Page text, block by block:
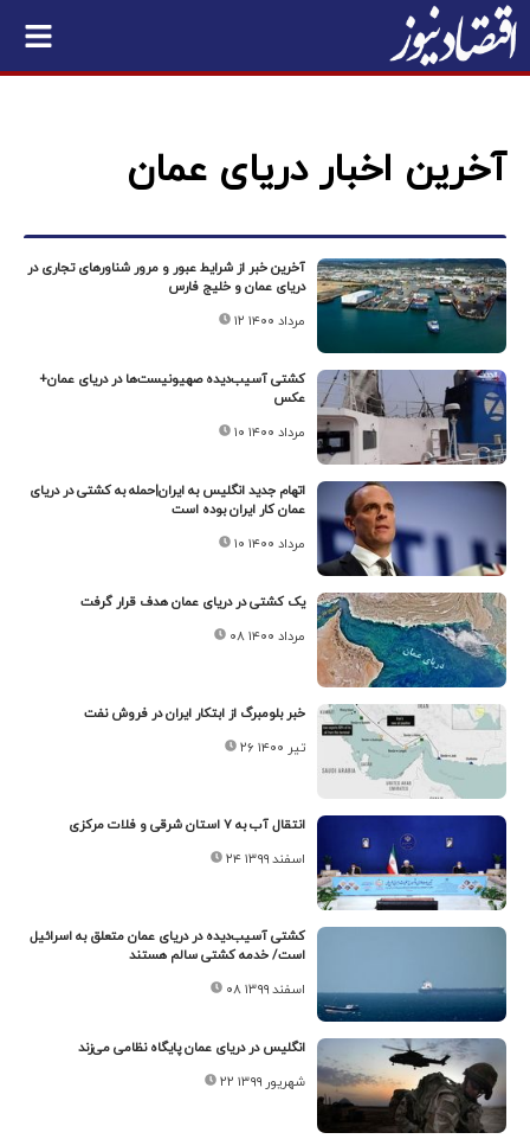
آخرین اخبار دریای عمان
آخرین خبر از شرایط عبور و مرور شناورهای تجاری در
دریای عمان و خلیج فارس
۱۲ مرداد ۱۴۰۰
کشتی آسیب‌دیده صهیونیست‌ها در دریای عمان+
عکس
۱۰ مرداد ۱۴۰۰
اتهام جدید انگلیس به ایران|حمله به کشتی در دریای
عمان کار ایران بوده است
۱۰ مرداد ۱۴۰۰
یک کشتی در دریای عمان هدف قرار گرفت
۰۸ مرداد ۱۴۰۰
خبر بلومبرگ از ابتکار ایران در فروش نفت
۲۶ تیر ۱۴۰۰
انتقال آب به ۷ استان شرقی و فلات مرکزی
۲۴ اسفند ۱۳۹۹
کشتی آسیب‌دیده در دریای عمان متعلق به اسرائیل
است/ خدمه کشتی سالم هستند
۰۸ اسفند ۱۳۹۹
انگلیس در دریای عمان پایگاه نظامی می‌زند
۲۲ شهریور ۱۳۹۹